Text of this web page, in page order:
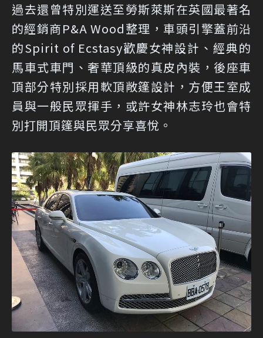
過去還曾特別運送至勞斯萊斯在英國最著名
的經銷商P&A Wood整理，車頭引擎蓋前沿
的Spirit of Ecstasy歡慶女神設計、經典的
馬車式車門、奢華頂級的真皮內裝，後座車
頂部分特別採用軟頂敞篷設計，方便王室成
員與一般民眾揮手，或許女神林志玲也會特
別打開頂篷與民眾分享喜悅。